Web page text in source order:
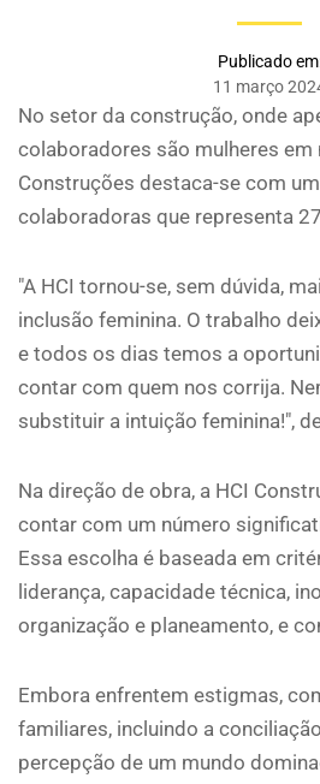
Publicado
11 março
No setor da construção, onde
colaboradores são mulheres em
Construções destaca-se com
colaboradoras que representa
"A HCI tornou-se, sem dúvida,
inclusão feminina. O trabalho
e todos os dias temos a
contar com quem nos corrija.
substituir a intuição feminina!",
Na direção de obra, a HCI
contar com um número
Essa escolha é baseada em
liderança, capacidade técnica,
organização e planeamento, e
Embora enfrentem estigmas,
familiares, incluindo a
percepção de um mundo